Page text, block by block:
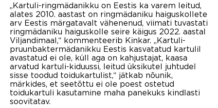
„Kartuli-ringmädanikku on Eestis ka varem leitud,
alates 2010. aastast on ringmädaniku haiguskollete
arv Eestis märgatavalt vähenenud, viimati tuvastati
ringmädaniku haiguskolle seire käigus 2022. aastal
Viljandimaal,“ kommenteerib Kinkar. „Kartuli-
pruunbaktermädanikku Eestis kasvatatud kartulil
avastatud ei ole, küll aga on kahjustajat, kaasa
arvatud kartuli-kiduussi, leitud üksikutel juhtudel
sisse toodud toidukartulist,“ jätkab nõunik,
märkides, et seetõttu ei ole poest ostetud
toidukartuli kasutamine maha panekuks kindlasti
soovitatav.